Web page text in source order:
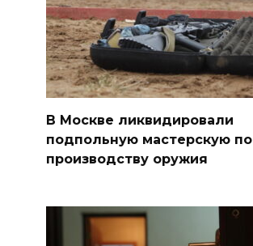
В Москве ликвидировали
подпольную мастерскую по
производству оружия